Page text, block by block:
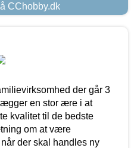
CChobby.dk
der går 3
en stor ære i at
kvalitet til de bedste
om at være
der skal handles ny